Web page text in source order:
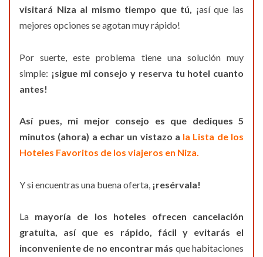
visitará Niza al mismo tiempo que tú, ¡así que las
mejores opciones se agotan muy rápido!
Por suerte, este problema tiene una solución muy
simple: ¡sigue mi consejo y reserva tu hotel cuanto
antes!
Así pues, mi mejor consejo es que dediques 5
minutos (ahora) a echar un vistazo a la Lista de los
Hoteles Favoritos de los viajeros en Niza.
Y si encuentras una buena oferta, ¡resérvala!
La mayoría de los hoteles ofrecen cancelación
gratuita, así que es rápido, fácil y evitarás el
inconveniente de no encontrar más que habitaciones